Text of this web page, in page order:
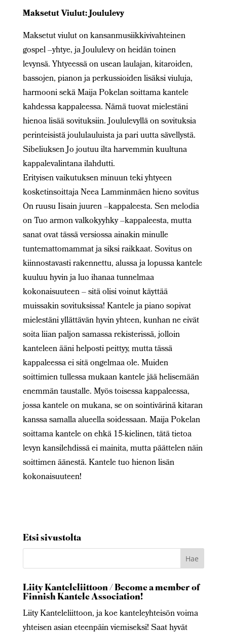
Maksetut Viulut: Joululevy
Maksetut viulut on kansanmusiikkivivahteinen
gospel –yhtye, ja Joululevy on heidän toinen
levynsä. Yhtyeessä on usean laulajan, kitaroiden,
bassojen, pianon ja perkussioiden lisäksi viuluja,
harmooni sekä Maija Pokelan soittama kantele
kahdessa kappaleessa. Nämä tuovat mielestäni
hienoa lisää sovituksiin. Joululevyllä on sovituksia
perinteisistä joululauluista ja pari uutta sävellystä.
Sibeliuksen Jo joutuu ilta harvemmin kuultuna
kappalevalintana ilahdutti.
Erityisen vaikutuksen minuun teki yhtyeen
kosketinsoittaja Neea Lamminmäen hieno sovitus
On ruusu Iisain juuren –kappaleesta. Sen melodia
on Tuo armon valkokyyhky –kappaleesta, mutta
sanat ovat tässä versiossa ainakin minulle
tuntemattomammat ja siksi raikkaat. Sovitus on
kiinnostavasti rakennettu, alussa ja lopussa kantele
kuuluu hyvin ja luo ihanaa tunnelmaa
kokonaisuuteen – sitä olisi voinut käyttää
muissakin sovituksissa! Kantele ja piano sopivat
mielestäni yllättävän hyvin yhteen, kunhan ne eivät
soita liian paljon samassa rekisterissä, jolloin
kanteleen ääni helposti peittyy, mutta tässä
kappaleessa ei sitä ongelmaa ole. Muiden
soittimien tullessa mukaan kantele jää helisemään
enemmän taustalle. Myös toisessa kappaleessa,
jossa kantele on mukana, se on sointivärinä kitaran
kanssa samalla alueella soidessaan. Maija Pokelan
soittama kantele on ehkä 15-kielinen, tätä tietoa
levyn kansilehdissä ei mainita, mutta päättelen näin
soittimen äänestä. Kantele tuo hienon lisän
kokonaisuuteen!
Etsi sivustolta
Liity Kanteleliittoon / Become a member of
Finnish Kantele Association!
Liity Kanteleliittoon, ja koe kanteleyhteisön voima
yhteisen asian eteenpäin viemiseksi! Saat hyvät